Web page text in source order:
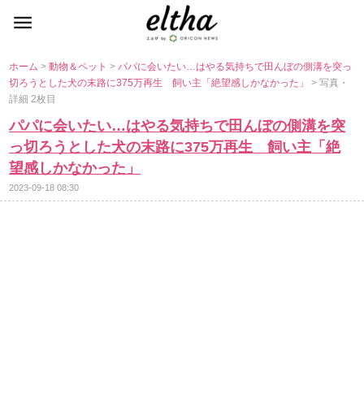
ホーム>動物＆ペット>パパに会いたい…はやる気持ちで田んぼの側溝を突っ
切ろうとした犬の末路に375万再生 飼い主「絶望感しかなかった」> 写真・
詳細 2枚目
パパに会いたい…はやる気持ちで田んぼの側溝を突
っ切ろうとした犬の末路に375万再生 飼い主「絶
望感しかなかった」
2023-09-18 08:30